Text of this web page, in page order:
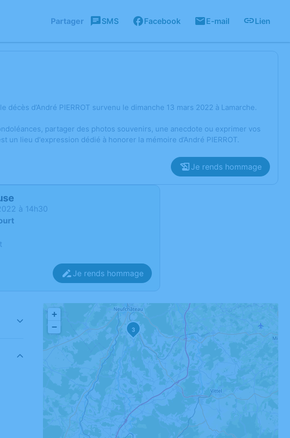
Partager SMS Facebook E-mail Lien
d’André PIERROT survenu le dimanche 13 mars 2022 à Lamarche.
partager des photos souvenirs, une anecdote ou exprimer vos
lieu d'expression dédié à honorer la mémoire d’André PIERROT.
Je rends hommage
à 14h30
Je rends hommage
3
+
−